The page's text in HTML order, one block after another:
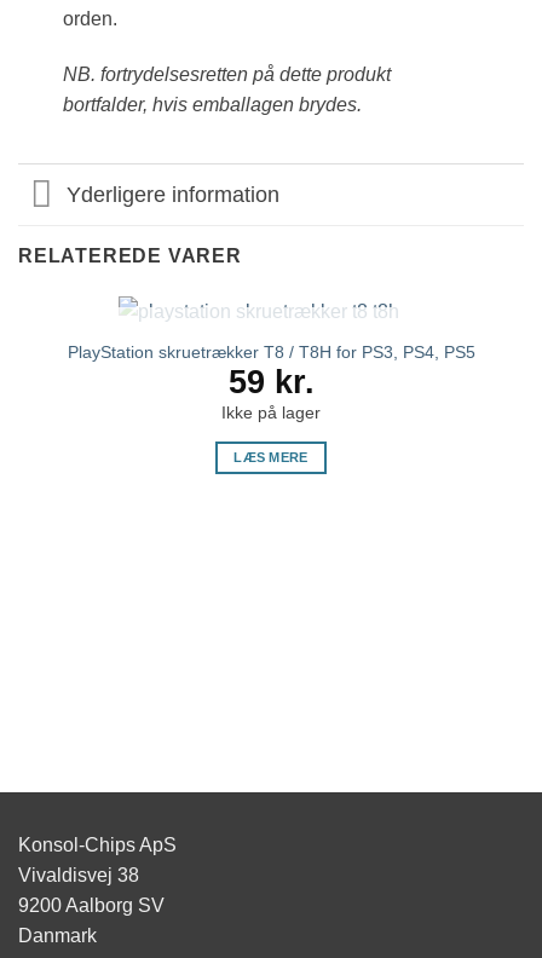
orden.
NB. fortrydelsesretten på dette produkt
bortfalder, hvis emballagen brydes.
Yderligere information
RELATEREDE VARER
IKKE PÅ LAGER
PlayStation skruetrækker T8 / T8H for PS3, PS4, PS5
59 kr.
Ikke på lager
LÆS MERE
Konsol-Chips ApS
Vivaldisvej 38
9200 Aalborg SV
Danmark